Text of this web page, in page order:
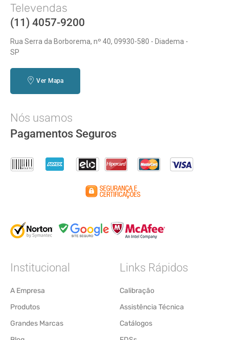
Televendas
(11) 4057-9200
Rua Serra da Borborema, nº 40, 09930-580 - Diadema -
SP
Ver Mapa
Nós usamos
Pagamentos Seguros
Institucional
A Empresa
Produtos
Grandes Marcas
Links Rápidos
Calibração
Assistência Técnica
Catálogos